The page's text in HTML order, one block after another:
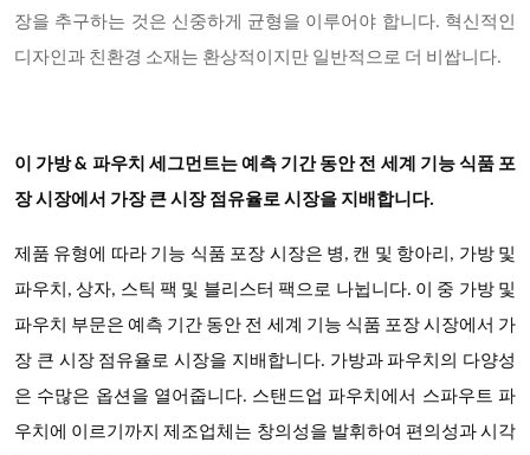
장을 추구하는 것은 신중하게 균형을 이루어야 합니다. 혁신적인
디자인과 친환경 소재는 환상적이지만 일반적으로 더 비쌉니다.
이 가방 & 파우치 세그먼트는 예측 기간 동안 전 세계 기능 식품 포
장 시장에서 가장 큰 시장 점유율로 시장을 지배합니다.
제품 유형에 따라 기능 식품 포장 시장은 병, 캔 및 항아리, 가방 및
파우치, 상자, 스틱 팩 및 블리스터 팩으로 나뉩니다. 이 중 가방 및
파우치 부문은 예측 기간 동안 전 세계 기능 식품 포장 시장에서 가
장 큰 시장 점유율로 시장을 지배합니다. 가방과 파우치의 다양성
은 수많은 옵션을 열어줍니다. 스탠드업 파우치에서 스파우트 파
우치에 이르기까지 제조업체는 창의성을 발휘하여 편의성과 시각